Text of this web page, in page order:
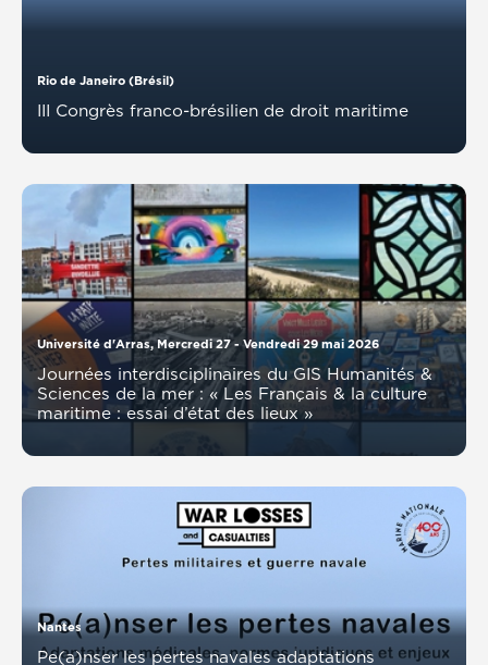
Rio de Janeiro (Brésil)
III Congrès franco-brésilien de droit maritime
Université d'Arras, Mercredi 27 - Vendredi 29 mai 2026
Journées interdisciplinaires du GIS Humanités &
Sciences de la mer : « Les Français & la culture
maritime : essai d’état des lieux »
Nantes
Pe(a)nser les pertes navales adaptations